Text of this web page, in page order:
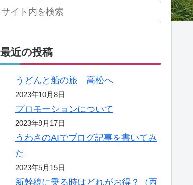
最近の投稿
うどんと船の旅 高松へ
2023年10月8日
プロモーションについて
2023年9月17日
うわさのAIでブログ記事を書いてみ
た
2023年5月15日
新幹線に乗る時はどれがお得？（西